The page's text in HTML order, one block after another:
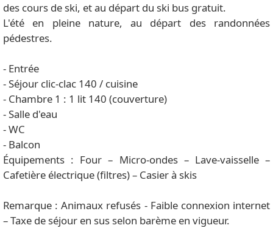
des cours de ski, et au départ du ski bus gratuit.
L'été en pleine nature, au départ des randonnées
pédestres.
- Entrée
- Séjour clic-clac 140 / cuisine
- Chambre 1 : 1 lit 140 (couverture)
- Salle d'eau
- WC
- Balcon
Équipements : Four – Micro-ondes – Lave-vaisselle –
Cafetière électrique (filtres) – Casier à skis
Remarque : Animaux refusés - Faible connexion internet
– Taxe de séjour en sus selon barème en vigueur.